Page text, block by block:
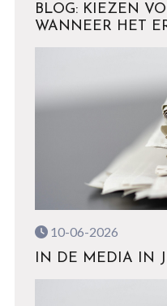
BLOG: KIEZEN
WANNEER HET
10-06-2026
IN DE MEDIA IN